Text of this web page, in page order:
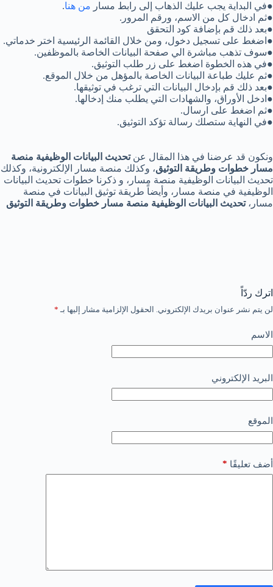
●في البداية يجب عليك الذهاب إلى رابط مسار من هنا.
●ثم ادخال كل من الاسم، ورقم المرور.
●بعد ذلك قم بإضافة كود التحقق
●اضغط على تسجيل دخول، ومن خلال القائمة الرئيسية اختر خدماتي.
●سوف تذهب مباشرة الي صفحة البيانات الخاصة بالموظفين.
●في هذه الخطوة اضغط على زر طلب التوثيق.
●ثم عليك طباعة البيانات الخاصة بالمؤهل من خلال الموقع.
●بعد ذلك قم بإدخال البيانات التي ترغب في توثيقها.
●ادخل الأوراق، والشهادات التي يطلب منك إدخالها.
●ثم اضغط على ارسال.
●في النهاية ستصلك رسالة تؤكد التوثيق.
ونكون قد عرضنا في هذا المقال عنتحديث البيانات الوظيفية منصة
مسار خطوات وطريقة التوثيق، وكذلك منصة مسار الإلكترونية، وكذلك
تحديث البيانات الوظيفية منصة مسار، و ذكرنا خطوات تحديث البيانات
الوظيفية في منصة مسار، وأيضاً طريقة توثيق البيانات في منصة
مسار،تحديث البيانات الوظيفية منصة مسار خطوات وطريقة التوثيق
اترك ردّاً
لن يتم نشر عنوان بريدك الإلكتروني. الحقول الإلزامية مشار إليها بـ *
الاسم
البريد الإلكتروني
الموقع
أضف تعليقًا *